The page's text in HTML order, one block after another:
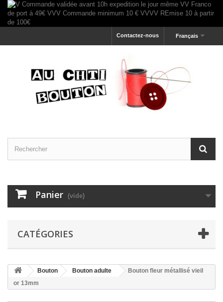
Français
Contactez-nous
Panier (vide)
CATÉGORIES
Bouton Bouton adulte
Bouton fleur métallisé vieil
or 13mm